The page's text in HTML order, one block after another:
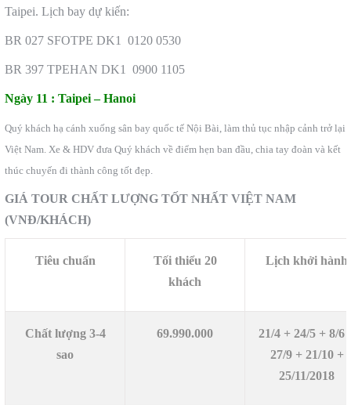
Taipei. Lịch bay dự kiến:
BR 027 SFOTPE DK1 0120 0530
BR 397 TPEHAN DK1 0900 1105
Ngày 11 : Taipei – Hanoi
Quý khách hạ cánh xuống sân bay quốc tế Nội Bài, làm thủ tục nhập cảnh trở lại
Việt Nam. Xe & HDV đưa Quý khách về điểm hẹn ban đầu, chia tay đoàn và kết
thúc chuyến đi thành công tốt đẹp.
GIÁ TOUR CHẤT LƯỢNG TỐT NHẤT VIỆT NAM
(VNĐ/KHÁCH)
Tiêu chuẩn
Tối thiểu 20
khách
Lịch khởi hành
Chất lượng 3-4
sao
69.990.000
21/4 + 24/5 + 8/6
27/9 + 21/10 +
25/11/2018